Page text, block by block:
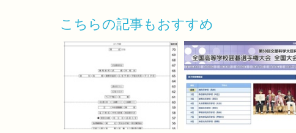
こちらの記事もおすすめ